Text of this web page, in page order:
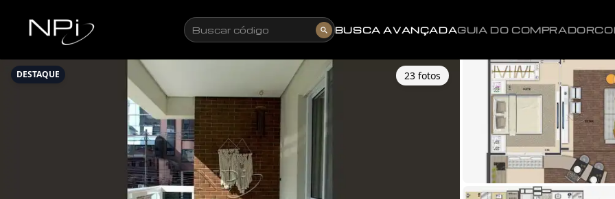
Buscar código BUSCA AVANÇADAGUIA DO COMPRADOR
DESTAQUE 23 fotos